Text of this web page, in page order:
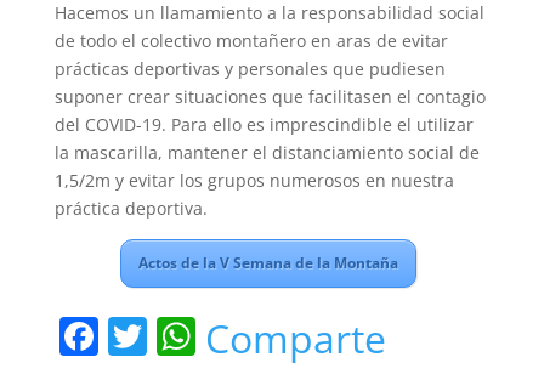
Hacemos un llamamiento a la responsabilidad social
de todo el colectivo montañero en aras de evitar
prácticas deportivas y personales que pudiesen
suponer crear situaciones que facilitasen el contagio
del COVID-19. Para ello es imprescindible el utilizar
la mascarilla, mantener el distanciamiento social de
1,5/2m y evitar los grupos numerosos en nuestra
práctica deportiva.
Actos de la V Semana de la Montaña
F T W
Comparte